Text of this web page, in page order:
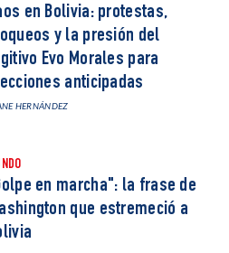
en Bolivia: protestas,
y la presión del
Evo Morales para
anticipadas
HERNÁNDEZ
en marcha": la frase de
que estremeció a